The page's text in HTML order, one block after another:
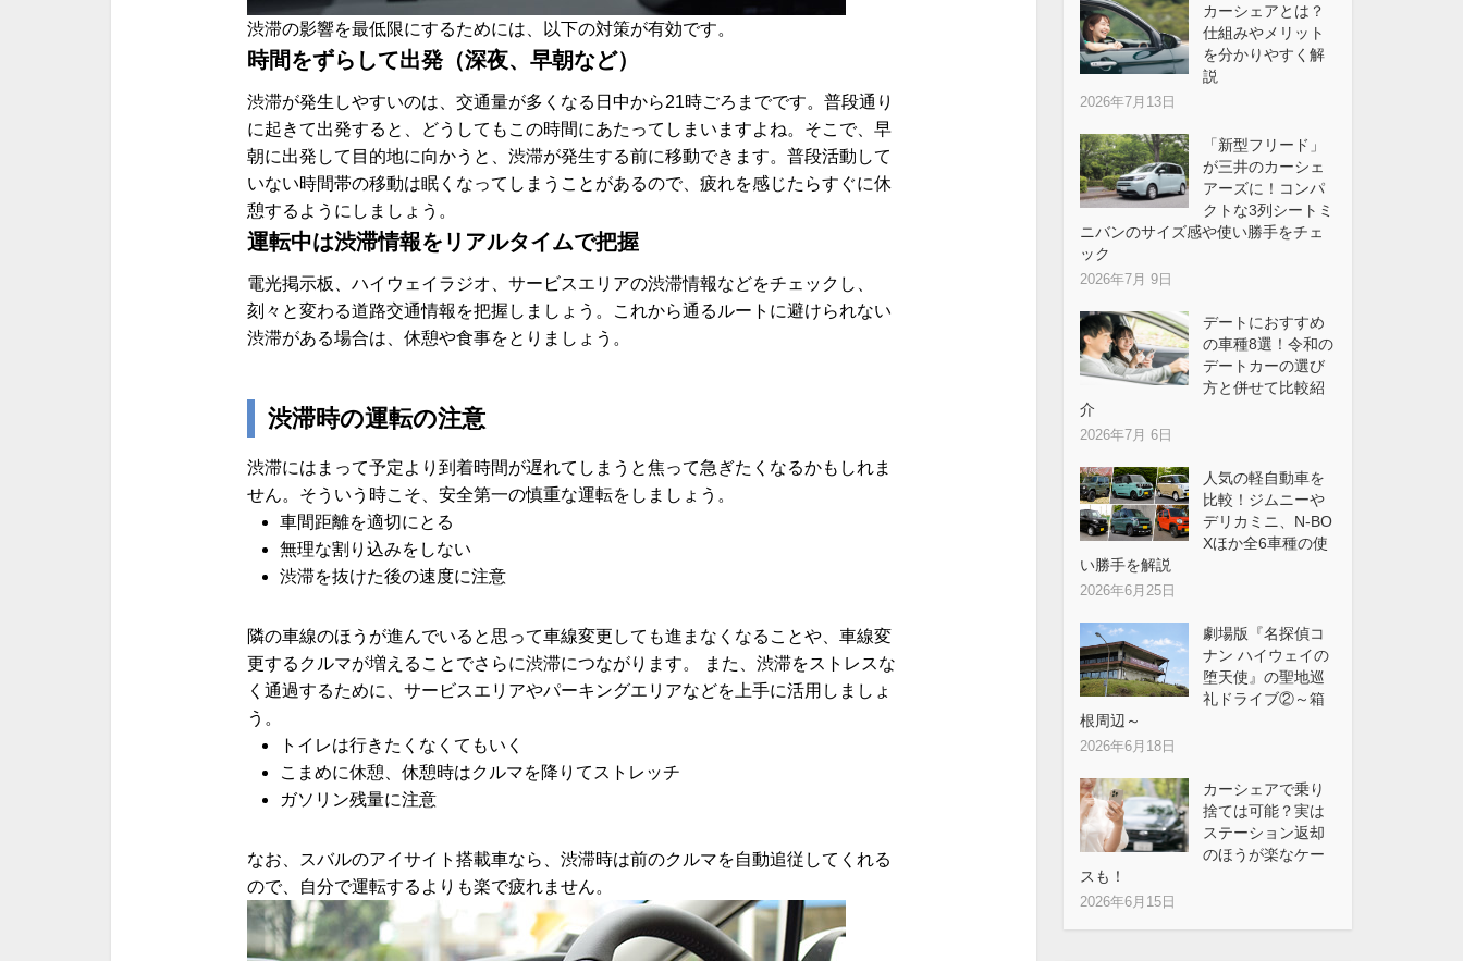
渋滞の影響を最低限にするためには、以下の対策が有効です。
時間をずらして出発（深夜、早朝など）
渋滞が発生しやすいのは、交通量が多くなる日中から21時ごろまでです。普段通り
に起きて出発すると、どうしてもこの時間にあたってしまいますよね。そこで、早
朝に出発して目的地に向かうと、渋滞が発生する前に移動できます。普段活動して
いない時間帯の移動は眠くなってしまうことがあるので、疲れを感じたらすぐに休
憩するようにしましょう。
運転中は渋滞情報をリアルタイムで把握
電光掲示板、ハイウェイラジオ、サービスエリアの渋滞情報などをチェックし、
刻々と変わる道路交通情報を把握しましょう。これから通るルートに避けられない
渋滞がある場合は、休憩や食事をとりましょう。
渋滞時の運転の注意
渋滞にはまって予定より到着時間が遅れてしまうと焦って急ぎたくなるかもしれま
せん。そういう時こそ、安全第一の慎重な運転をしましょう。
車間距離を適切にとる
無理な割り込みをしない
渋滞を抜けた後の速度に注意
隣の車線のほうが進んでいると思って車線変更しても進まなくなることや、車線変
更するクルマが増えることでさらに渋滞につながります。 また、渋滞をストレスな
く通過するために、サービスエリアやパーキングエリアなどを上手に活用しましょ
う。
トイレは行きたくなくてもいく
こまめに休憩、休憩時はクルマを降りてストレッチ
ガソリン残量に注意
なお、スバルのアイサイト搭載車なら、渋滞時は前のクルマを自動追従してくれる
ので、自分で運転するよりも楽で疲れません。
カーシェアとは？
仕組みやメリット
を分かりやすく解
説
2026年7月13日
「新型フリード」
が三井のカーシェ
アーズに！コンパ
クトな3列シートミ
ニバンのサイズ感や使い勝手をチェ
ック
2026年7月 9日
デートにおすすめ
の車種8選！令和の
デートカーの選び
方と併せて比較紹
介
2026年7月 6日
人気の軽自動車を
比較！ジムニーや
デリカミニ、N-BO
Xほか全6車種の使
い勝手を解説
2026年6月25日
劇場版『名探偵コ
ナン ハイウェイの
堕天使』の聖地巡
礼ドライブ②～箱
根周辺～
2026年6月18日
カーシェアで乗り
捨ては可能？実は
ステーション返却
のほうが楽なケー
スも！
2026年6月15日